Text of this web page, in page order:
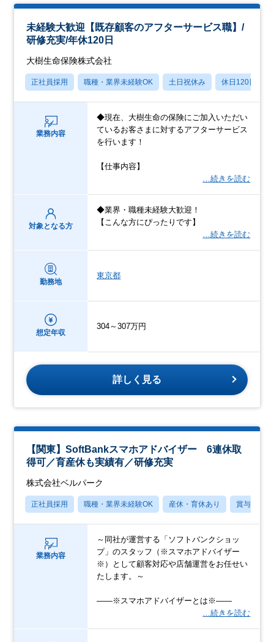
未経験大歓迎【既存顧客のアフターサービス職】/
研修充実/年休120日
大樹生命保険株式会社
正社員採用 職種・業界未経験OK 土日祝休み 休日120日以上
業務内容
◆現在、大樹生命の保険にご加入いただい
ているお客さまに対するアフターサービス
を行います！
【仕事内容】
…続きを読む
対象となる方
◆業界・職種未経験大歓迎！
【こんな方にぴったりです】
…続きを読む
勤務地
東京都
想定年収
304～307万円
詳しく見る
【関東】SoftBankスマホアドバイザー 6連休取
得可／育産休も実績有／研修充実
株式会社ベルパーク
正社員採用 職種・業界未経験OK 産休・育休あり 賞与あり
業務内容
～同社が運営する「ソフトバンクショッ
プ」のスタッフ（※スマホアドバイザー
※）として顧客対応や店舗運営をお任せい
たします。～
――※スマホアドバイザーとは※――
…続きを読む